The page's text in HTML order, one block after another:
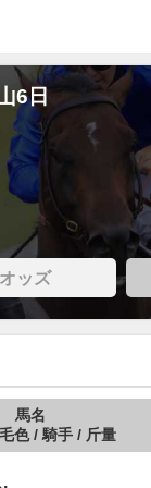
6日
オッズ
馬名
色 / 騎手 / 斤量